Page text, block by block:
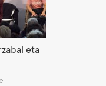
eta